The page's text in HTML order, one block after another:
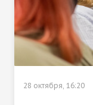
28 октября, 16:20